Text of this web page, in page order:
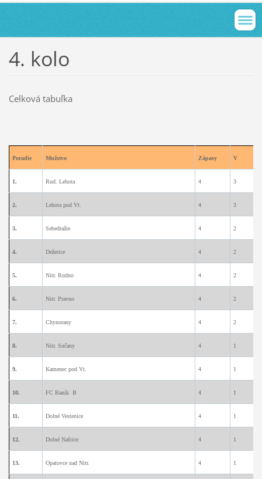
4. kolo
Celková tabuľka
Poradie Mužstvo Zápasy V
1. Rud. Lehota 4 3
2. Lehota pod Vt. 4 3
3. Sebedražie 4 2
4. Dežerice 4 2
5. Nitr. Rudno 4 2
6. Nitr. Pravno 4 2
7. Chynorany 4 2
8. Nitr. Sučany 4 1
9. Kamenec pod Vt. 4 1
10. FC Baník B 4 1
11. Dolné Vestenice 4 1
12. Dolné Naštice 4 1
13. Opatovce nad Nitr. 4 1